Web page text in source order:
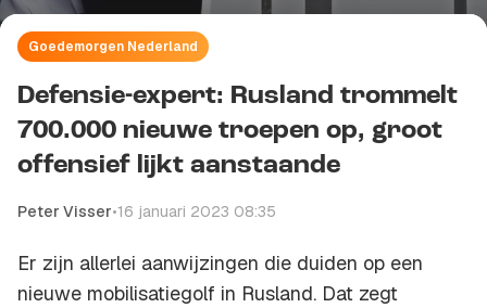
Goedemorgen Nederland
Defensie-expert: Rusland trommelt
700.000 nieuwe troepen op, groot
offensief lijkt aanstaande
Peter Visser•16 januari 2023 08:35
Er zijn allerlei aanwijzingen die duiden op een
nieuwe mobilisatiegolf in Rusland. Dat zegt